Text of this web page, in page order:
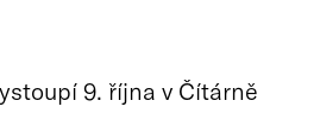
9. října v Čítárně